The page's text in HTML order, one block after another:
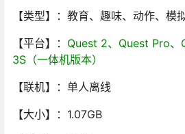
【类型】：教育、趣味、动作、模
【平台】： Quest 2、Quest Pro、
3S（一体机版本）
【联机】：单人离线
【大小】：1.07GB